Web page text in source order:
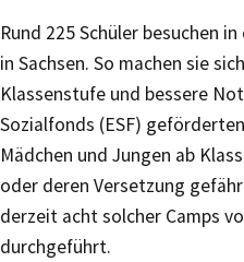
Rund 225 Schüler besuchen
in Sachsen. So machen sie
Klassenstufe und bessere
Sozialfonds (ESF)
Mädchen und Jungen ab
oder deren Versetzung
derzeit acht solcher Camps
durchgeführt.